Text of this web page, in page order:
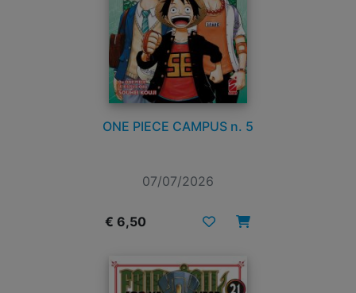
ONE PIECE CAMPUS n. 5
07/07/2026
€ 6,50